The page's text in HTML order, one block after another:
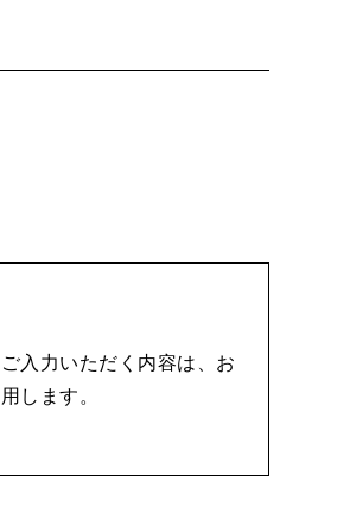
入力いただく内容は、お
します。